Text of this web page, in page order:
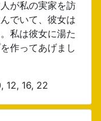
が私の実家を訪
でいて、彼女は
私は彼女に湯た
作ってあげまし
12, 16, 22